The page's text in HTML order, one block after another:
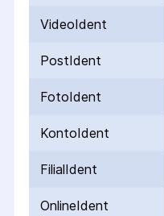
VideoIdent
PostIdent
FotoIdent
KontoIdent
FilialIdent
OnlineIdent